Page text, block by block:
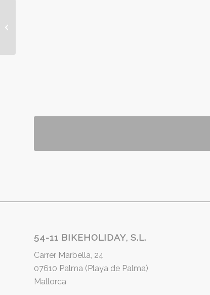
54-11 BIKEHOLIDAY, S.L.
Carrer Marbella, 24
07610 Palma (Playa de Palma)
Mallorca